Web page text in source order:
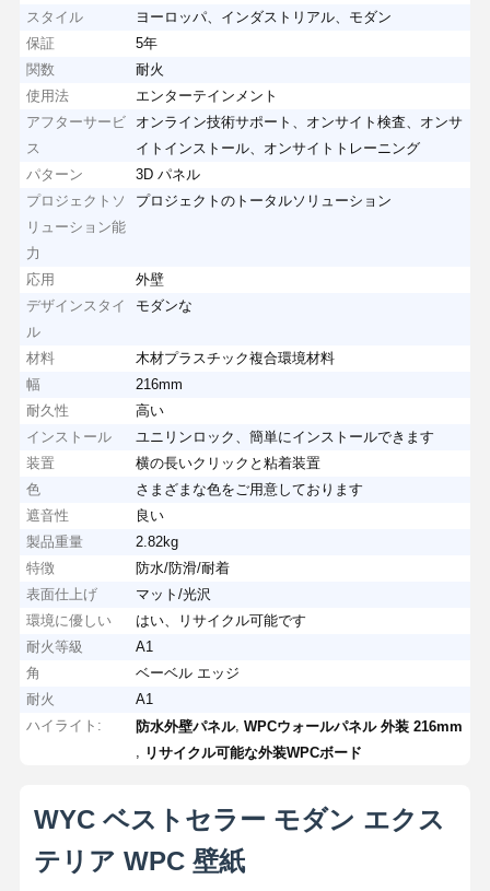
スタイル
ヨーロッパ、インダストリアル、モダン
保証
5年
関数
耐火
使用法
エンターテインメント
アフターサービ
ス
オンライン技術サポート、オンサイト検査、オンサ
イトインストール、オンサイトトレーニング
パターン
3D パネル
プロジェクトソ
リューション能
力
プロジェクトのトータルソリューション
応用
外壁
デザインスタイ
ル
モダンな
材料
木材プラスチック複合環境材料
幅
216mm
耐久性
高い
インストール
ユニリンロック、簡単にインストールできます
装置
横の長いクリックと粘着装置
色
さまざまな色をご用意しております
遮音性
良い
製品重量
2.82kg
特徴
防水/防滑/耐着
表面仕上げ
マット/光沢
環境に優しい
はい、リサイクル可能です
耐火等級
A1
角
ベーベル エッジ
耐火
A1
ハイライト:
防水外壁パネル,WPCウォールパネル 外装 216mm
リサイクル可能な外装WPCボード
WYC ベストセラー モダン エクス
テリア WPC 壁紙